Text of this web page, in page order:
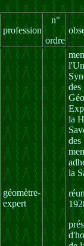
profession
n°
ordre
géomètre-
expert
des
la
des
la